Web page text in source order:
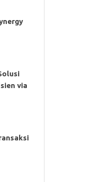
via